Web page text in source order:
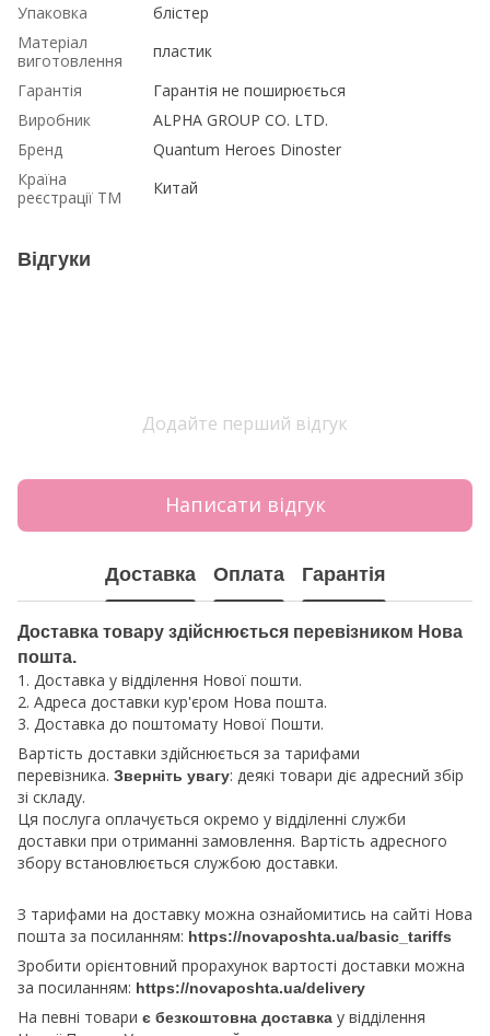
Упаковка
блістер
Матеріал
виготовлення
пластик
Гарантія
Гарантія не поширюється
Виробник
ALPHA GROUP CO. LTD.
Бренд
Quantum Heroes Dinoster
Країна
реєстрації ТМ
Китай
Відгуки
Додайте перший відгук
Написати відгук
Доставка Оплата Гарантія
Доставка товару здійснюється перевізником Нова
пошта.
1. Доставка у відділення Нової пошти.
2. Адреса доставки кур'єром Нова пошта.
3. Доставка до поштомату Нової Пошти.
Вартість доставки здійснюється за тарифами
перевізника. Зверніть увагу: деякі товари діє адресний збір
зі складу.
Ця послуга оплачується окремо у відділенні служби
доставки при отриманні замовлення. Вартість адресного
збору встановлюється службою доставки.
З тарифами на доставку можна ознайомитись на сайті Нова
пошта за посиланням: https://novaposhta.ua/basic_tariffs
Зробити орієнтовний прорахунок вартості доставки можна
за посиланням: https://novaposhta.ua/delivery
На певні товари є безкоштовна доставка у відділення